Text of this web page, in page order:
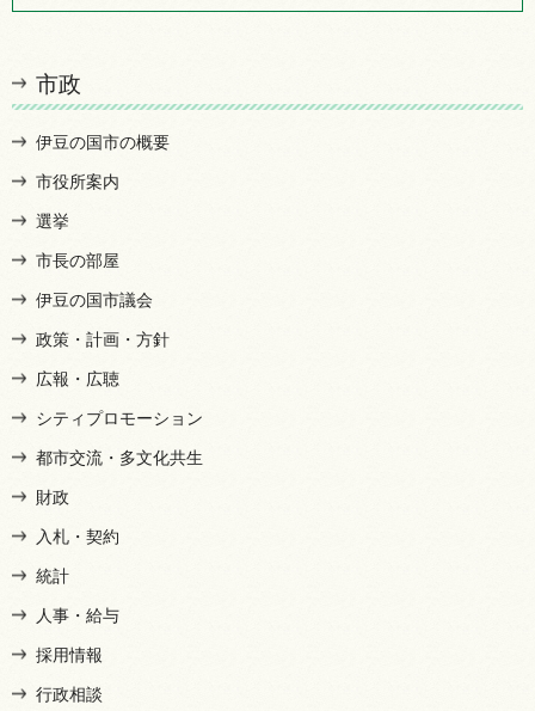
市政
伊豆の国市の概要
市役所案内
選挙
市長の部屋
伊豆の国市議会
政策・計画・方針
広報・広聴
シティプロモーション
都市交流・多文化共生
財政
入札・契約
統計
人事・給与
採用情報
行政相談